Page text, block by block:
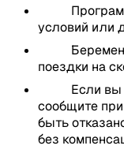
Ужин
Вода и
ограничения
Сборы
Страховка
Маска с
Не
15:00-15:30
отель
18:00-19:30
Включено:
08:30
Прибытие в
грядущем дне.
09:30
10:40
Остановка
Остров №4.
свободное время
условий или
поездки на
Если вы
сообщите
быть
без